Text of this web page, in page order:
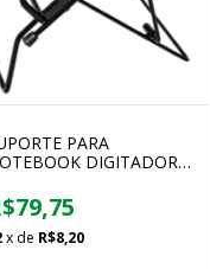
PARA
DIGITADOR
x de R$8,20